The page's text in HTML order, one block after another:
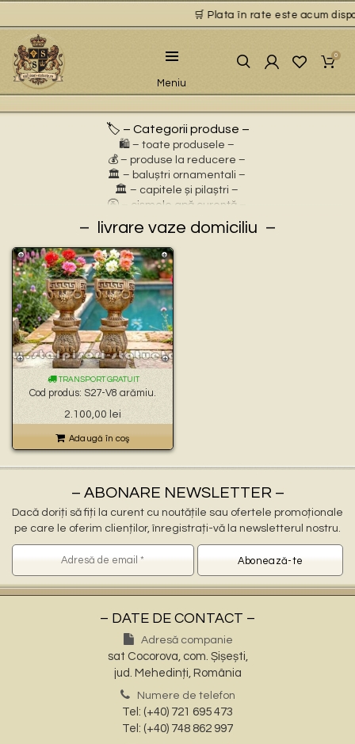
🛒 Plata în rate este acum
Meniu
0
🏷️ – Categorii produse –
🛍️ – toate produsele –
💰 – produse la reducere –
🏛 – baluștri ornamentali –
🏛 – capitele și pilaștri –
🚰 – cișmele apă curentă –
⛲ – fântâni arteziene –
🎀 – idei de cadouri –
🪴 – jardiniere cu personaje –
🌸 – jardiniere pentru flori –
🏗 – socluri și stative –
🦌 – statuete animale sălbatice –
🐕 – statuete animale domestice –
🧘 – statuete buddha –
🧺 – statuete cu coșulețe –
🐉 – statuete gargoyles –
👼 – statuete religioase și îngerași –
🦜 – statuete păsări –
🍄 – statuete pitici și troli –
🏺 – vaze pentru flori –
livrare vaze domiciliu
TRANSPORT GRATUIT
Cod produs: S27-V8 arămiu.
2.100,00 lei
Adaugă în coş
– ABONARE NEWSLETTER –
Dacă doriți să fiți la curent cu noutățile sau ofertele promoționale
pe care le oferim clienților, înregistrați-vă la newsletterul nostru.
– DATE DE CONTACT –
Adresă companie
sat Cocorova, com. Șișești,
jud. Mehedinți, România
Numere de telefon
Tel: (+40) 721 695 473
Tel: (+40) 748 862 997